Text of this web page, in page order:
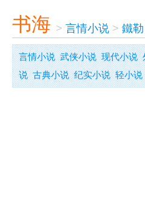
书海 > 言情小说 > 鐵勒
言情小说 武侠小说 现代小说
说 古典小说 纪实小说 轻小说